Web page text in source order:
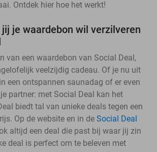
Ontdek hier hoe het werkt!
je waardebon wil verzilveren
van een waardebon van Social Deal,
veelzijdig cadeau. Of je nu uit
een ontspannen saunadag of er even
partner: met Social Deal kan het
biedt tal van unieke deals tegen een
Op de website en in de Social Deal
altijd een deal die past bij waar jij zin
deal is perfect om te beleven met